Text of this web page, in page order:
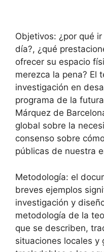
Objetivos: ¿por qué
día?, ¿qué
ofrecer su espacio
merezca la pena? El
investigación en
programa de la
Márquez de
global sobre la
consenso sobre
públicas de nuestra
Metodología: el
breves ejemplos
investigación y
metodología de la
que se describen,
situaciones locales y